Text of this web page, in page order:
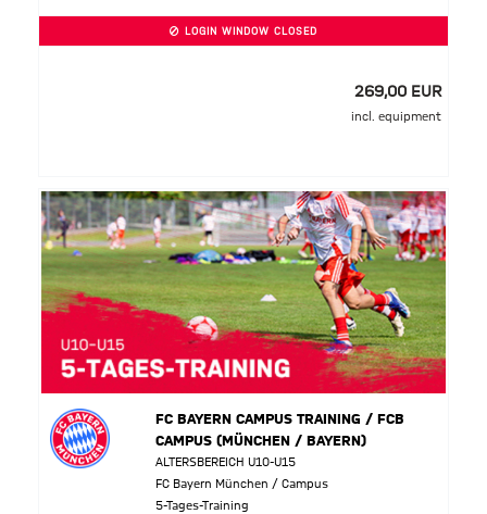
LOGIN WINDOW CLOSED
269,00 EUR
incl. equipment
FC BAYERN CAMPUS TRAINING / FCB
CAMPUS (MÜNCHEN / BAYERN)
ALTERSBEREICH U10-U15
FC Bayern München / Campus
5-Tages-Training